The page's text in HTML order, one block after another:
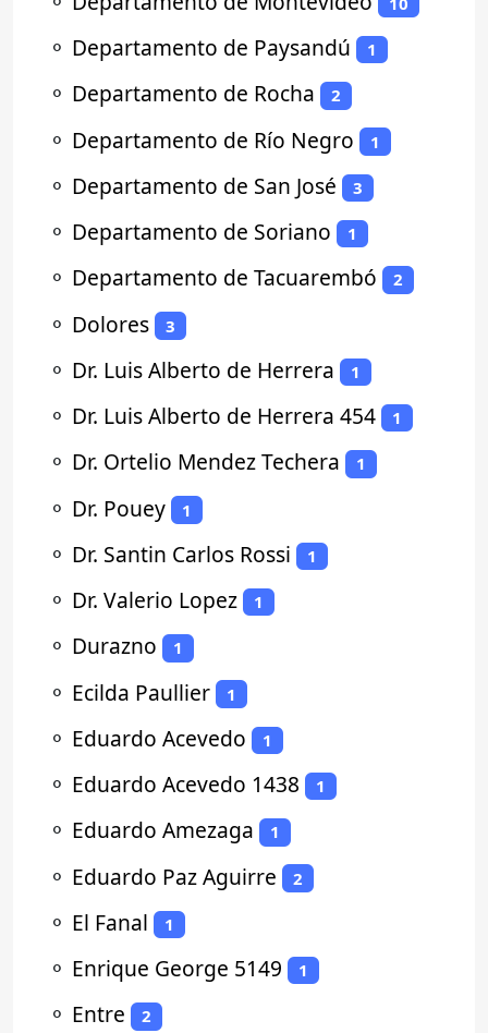
⚬ Departamento de Paysandú 1
⚬ Departamento de Rocha 2
⚬ Departamento de Río Negro 1
⚬ Departamento de San José 3
⚬ Departamento de Soriano 1
⚬ Departamento de Tacuarembó 2
⚬ Dolores 3
⚬ Dr. Luis Alberto de Herrera 1
⚬ Dr. Luis Alberto de Herrera 454 1
⚬ Dr. Ortelio Mendez Techera 1
⚬ Dr. Pouey 1
⚬ Dr. Santin Carlos Rossi 1
⚬ Dr. Valerio Lopez 1
⚬ Durazno 1
⚬ Ecilda Paullier 1
⚬ Eduardo Acevedo 1
⚬ Eduardo Acevedo 1438 1
⚬ Eduardo Amezaga 1
⚬ Eduardo Paz Aguirre 2
⚬ El Fanal 1
⚬ Enrique George 5149 1
⚬ Entre 2